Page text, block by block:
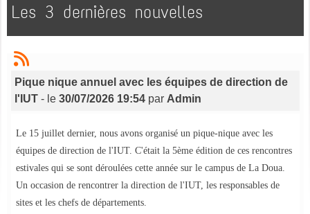
Les 3 dernières nouvelles
Pique nique annuel avec les équipes de direction de
l'IUT - le 30/07/2026 19:54par Admin
Le 15 juillet dernier, nous avons organisé un pique-nique avec les
équipes de direction de l'IUT. C'était la 5ème édition de ces rencontres
estivales qui se sont déroulées cette année sur le campus de La Doua.
Un occasion de rencontrer la direction de l'IUT, les responsables de
sites et les chefs de départements.